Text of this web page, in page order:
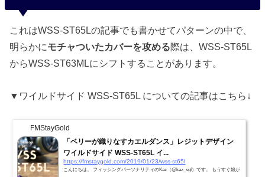
これはWSS-ST65Lの記事でも書かせてパターンの中で、
明らかにモチャついたカバーを攻める際は、WSS-ST65L
からWSS-ST63MLにシフトすることがあります。
▼ワイルドサイド WSS-ST65L についての記事はこちら↓
FMStayGold
「ベリーが織りなすカエルダンス」レジットデザイン
ワイルドサイド WSS-ST65L イ...
https://fmstaygold.com/2019/01/23/wss-st65l
こんにちは。 フィッシングパーソナリティのKaz（@kaz_sgf）です。 もうすぐ娘が